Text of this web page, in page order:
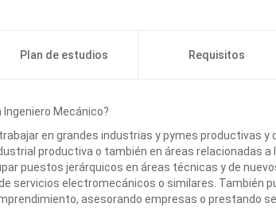
Plan de estudios Requisitos
Ingeniero Mecánico?
en grandes industrias y pymes productivas y
productiva o también en áreas relacionadas a
puestos jerárquicos en áreas técnicas y de
servicios electromecánicos o similares. También
asesorando empresas o prestando